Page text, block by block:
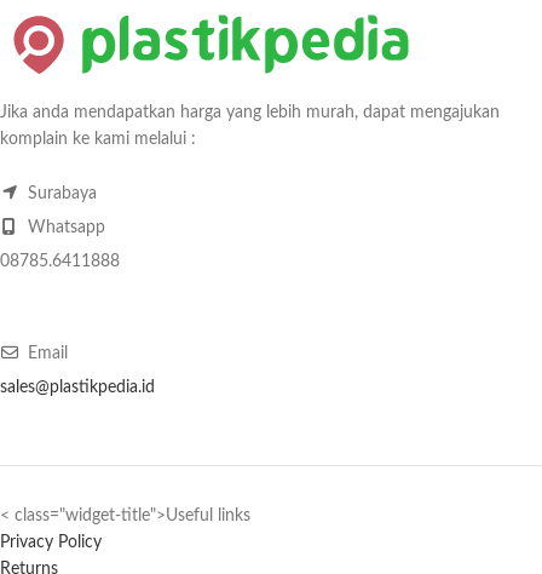
Jika anda mendapatkan harga yang lebih murah, dapat mengajukan
komplain ke kami melalui :
Surabaya
Whatsapp
08785.6411888
Email
sales@plastikpedia.id
< class="widget-title">Useful links
Privacy Policy
Returns